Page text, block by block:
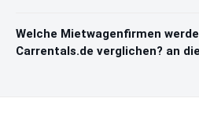
Welche Mietwagenfirmen
Carrentals.de verglichen? an